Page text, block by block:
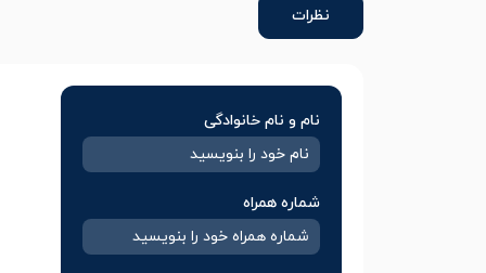
نظرات
نام و نام خانوادگی
شماره همراه